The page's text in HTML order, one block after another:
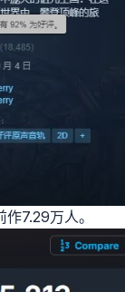
7.29万人。